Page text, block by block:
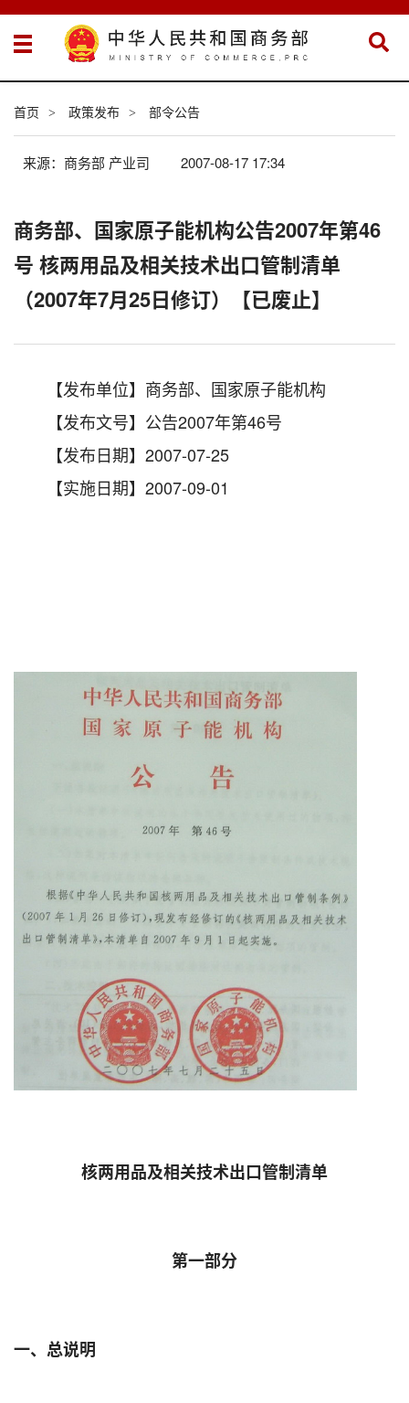
首页 > 政策发布 > 部令公告
来源：商务部 产业司 2007-08-17 17:34
商务部、国家原子能机构公告2007年第46
号 核两用品及相关技术出口管制清单
（2007年7月25日修订）【已废止】
【发布单位】商务部、国家原子能机构
【发布文号】公告2007年第46号
【发布日期】2007-07-25
【实施日期】2007-09-01
核两用品及相关技术出口管制清单
第一部分
一、总说明